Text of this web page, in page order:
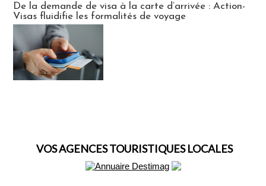
De la demande de visa à la carte d’arrivée : Action-
Visas fluidifie les formalités de voyage
VOS AGENCES TOURISTIQUES LOCALES